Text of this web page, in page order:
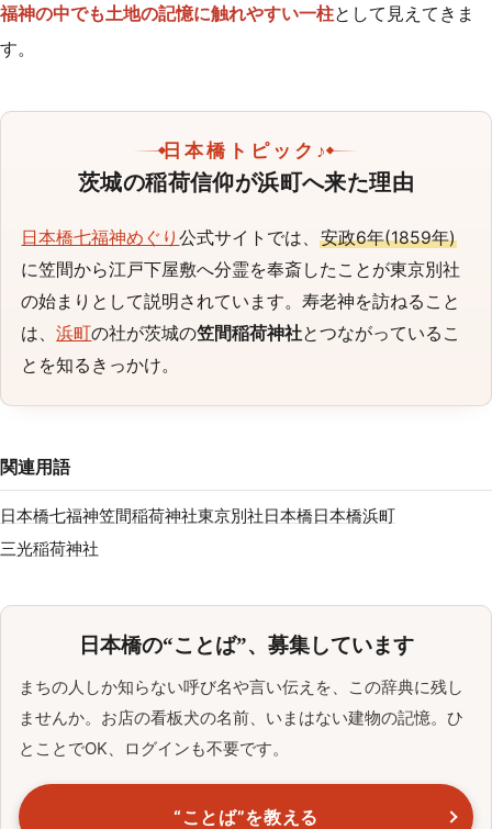
福神の中でも土地の記憶に触れやすい一柱として見えてきま
す。
日本橋トピック♪
茨城の稲荷信仰が浜町へ来た理由
日本橋七福神めぐり公式サイトでは、安政6年(1859年)
に笠間から江戸下屋敷へ分霊を奉斎したことが東京別社
の始まりとして説明されています。寿老神を訪ねること
は、浜町の社が茨城の笠間稲荷神社とつながっているこ
とを知るきっかけ。
関連用語
日本橋七福神笠間稲荷神社東京別社日本橋日本橋浜町
三光稲荷神社
日本橋の“ことば”、募集しています
まちの人しか知らない呼び名や言い伝えを、この辞典に残し
ませんか。お店の看板犬の名前、いまはない建物の記憶。ひ
とことでOK、ログインも不要です。
“ことば”を教える